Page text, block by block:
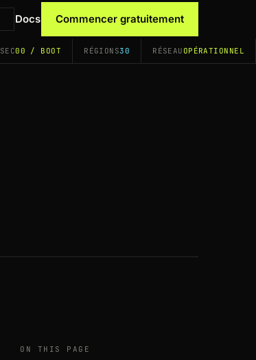
Docs Commencer gratuitement
SEC00 / BOOT RÉGIONS30 RÉSEAU OPÉRATIONNEL
ON THIS PAGE